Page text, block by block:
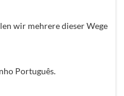
wir mehrere dieser Wege
Português.